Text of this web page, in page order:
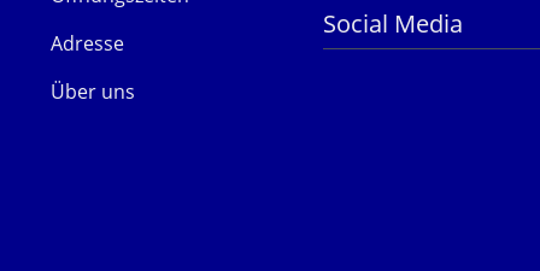
Adresse
Über uns
Social Media